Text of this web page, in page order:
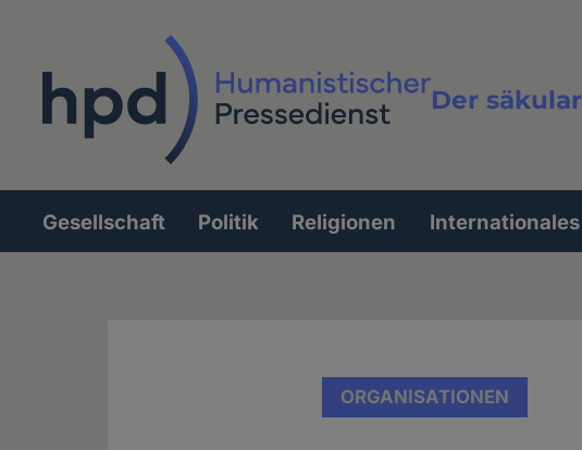
Der
Volltextsuche
Hauptnavigation
Gesellschaft Politik Religionen Internationales
ORGANISATIONEN